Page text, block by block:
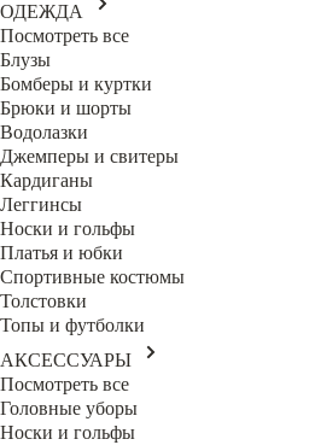
ОДЕЖДА
Посмотреть все
Блузы
Бомберы и куртки
Брюки и шорты
Водолазки
Джемперы и свитеры
Кардиганы
Леггинсы
Носки и гольфы
Платья и юбки
Спортивные костюмы
Толстовки
Топы и футболки
АКСЕССУАРЫ
Посмотреть все
Головные уборы
Носки и гольфы